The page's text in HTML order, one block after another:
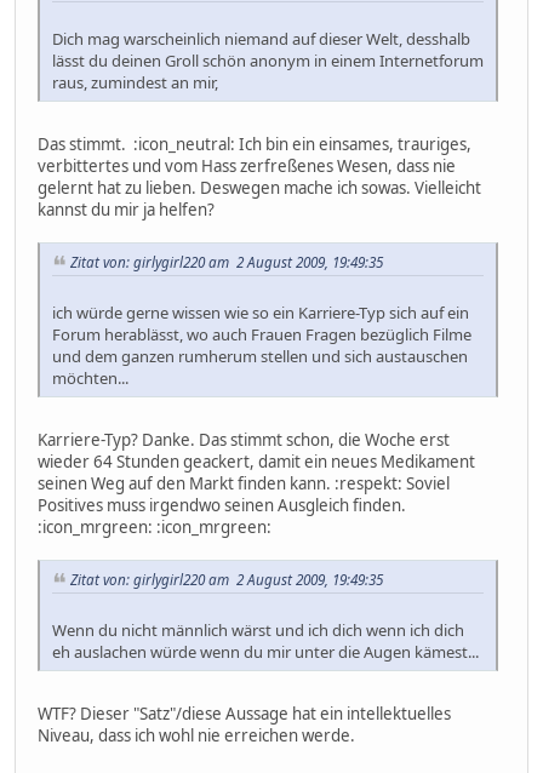
Dich mag warscheinlich niemand auf dieser Welt, desshalb
lässt du deinen Groll schön anonym in einem Internetforum
raus, zumindest an mir,
Das stimmt. :icon_neutral: Ich bin ein einsames, trauriges,
verbittertes und vom Hass zerfreßenes Wesen, dass nie
gelernt hat zu lieben. Deswegen mache ich sowas. Vielleicht
kannst du mir ja helfen?
Zitat von: girlygirl220 am 2 August 2009, 19:49:35
ich würde gerne wissen wie so ein Karriere-Typ sich auf ein
Forum herablässt, wo auch Frauen Fragen bezüglich Filme
und dem ganzen rumherum stellen und sich austauschen
möchten...
Karriere-Typ? Danke. Das stimmt schon, die Woche erst
wieder 64 Stunden geackert, damit ein neues Medikament
seinen Weg auf den Markt finden kann. :respekt: Soviel
Positives muss irgendwo seinen Ausgleich finden.
:icon_mrgreen: :icon_mrgreen:
Zitat von: girlygirl220 am 2 August 2009, 19:49:35
Wenn du nicht männlich wärst und ich dich wenn ich dich
eh auslachen würde wenn du mir unter die Augen kämest...
WTF? Dieser "Satz"/diese Aussage hat ein intellektuelles
Niveau, dass ich wohl nie erreichen werde.